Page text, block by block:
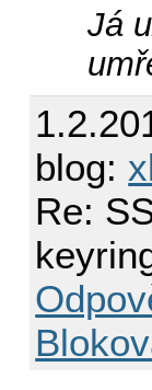
Já
blog:
Re: